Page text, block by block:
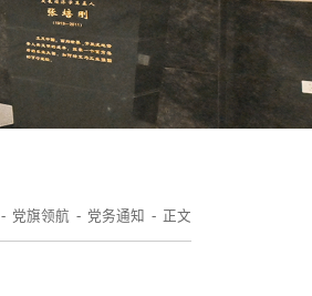
- 党旗领航 - 党务通知 - 正文